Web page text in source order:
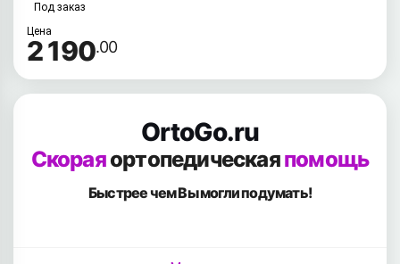
Под заказ
Цена
2 190.00
OrtoGo.ru
Скораяортопедическаяпомощь
Быстрее чем Вымогли подумать!